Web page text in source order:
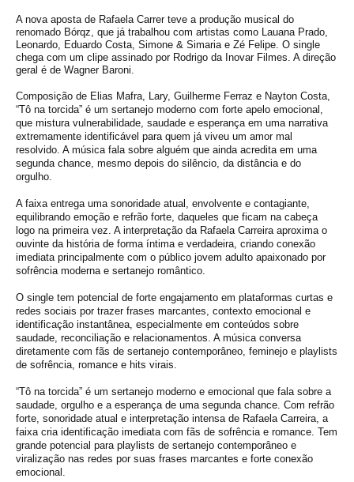
A nova aposta de Rafaela Carrer teve a produção musical do
renomado Bórqz, que já trabalhou com artistas como Lauana Prado,
Leonardo, Eduardo Costa, Simone & Simaria e Zé Felipe. O single
chega com um clipe assinado por Rodrigo da Inovar Filmes. A direção
geral é de Wagner Baroni.
Composição de Elias Mafra, Lary, Guilherme Ferraz e Nayton Costa,
“Tô na torcida” é um sertanejo moderno com forte apelo emocional,
que mistura vulnerabilidade, saudade e esperança em uma narrativa
extremamente identificável para quem já viveu um amor mal
resolvido. A música fala sobre alguém que ainda acredita em uma
segunda chance, mesmo depois do silêncio, da distância e do
orgulho.
A faixa entrega uma sonoridade atual, envolvente e contagiante,
equilibrando emoção e refrão forte, daqueles que ficam na cabeça
logo na primeira vez. A interpretação da Rafaela Carreira aproxima o
ouvinte da história de forma íntima e verdadeira, criando conexão
imediata principalmente com o público jovem adulto apaixonado por
sofrência moderna e sertanejo romântico.
O single tem potencial de forte engajamento em plataformas curtas e
redes sociais por trazer frases marcantes, contexto emocional e
identificação instantânea, especialmente em conteúdos sobre
saudade, reconciliação e relacionamentos. A música conversa
diretamente com fãs de sertanejo contemporâneo, feminejo e playlists
de sofrência, romance e hits virais.
“Tô na torcida” é um sertanejo moderno e emocional que fala sobre a
saudade, orgulho e a esperança de uma segunda chance. Com refrão
forte, sonoridade atual e interpretação intensa de Rafaela Carreira, a
faixa cria identificação imediata com fãs de sofrência e romance. Tem
grande potencial para playlists de sertanejo contemporâneo e
viralização nas redes por suas frases marcantes e forte conexão
emocional.